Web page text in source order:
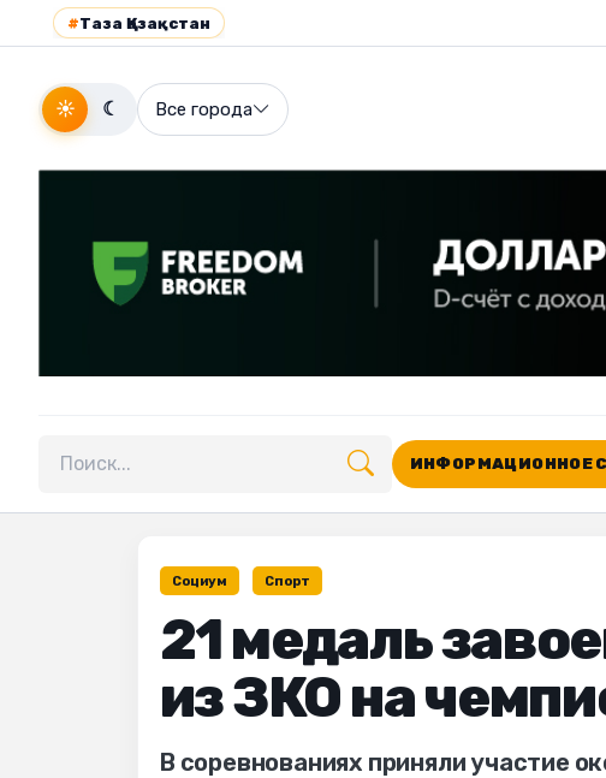
#Таза Қазақстан
☀ ☾ Все города
Поиск по сайту
ИНФОРМАЦИОННОЕ
Социум Спорт
21 медаль
из ЗКО на
В соревнованиях приняли участие